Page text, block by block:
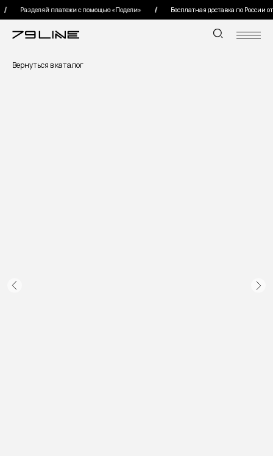
Разделяй платежи с помощью «Подели» Бесплатная доставка по России от
Вернуться в каталог